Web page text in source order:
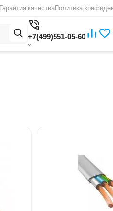
Гарантия качестваПолитика
+7(499)551-05-60